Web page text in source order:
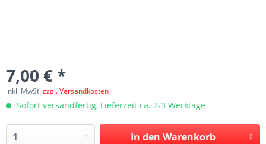
7,00 € *
inkl. MwSt.zzgl. Versandkosten
Sofort versandfertig, Lieferzeit ca. 2-3 Werktage
In den Warenkorb